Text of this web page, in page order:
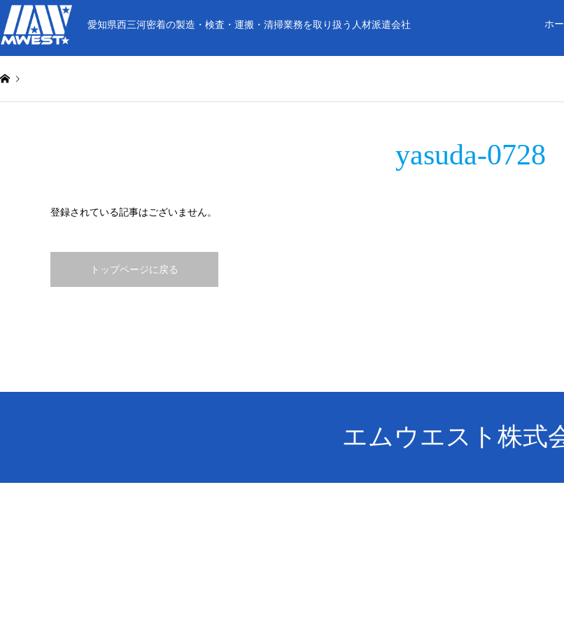
愛知県西三河密着の製造・検査・運搬・清掃業務を取り扱う人材派遣会社 ホ
yasuda-0728
登録されている記事はございません。
トップページに戻る
エムウエスト株式